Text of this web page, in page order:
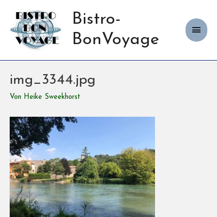
Bistro-
BonVoyage
img_3344.jpg
Von Heike Sweekhorst